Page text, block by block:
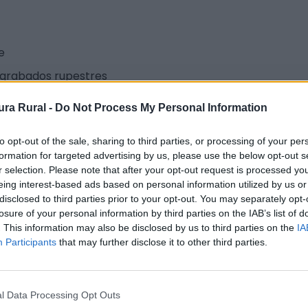
Rural - Do Not Process My Personal Information
opt-out of the sale, sharing to third parties, or processing of your
for targeted advertising by us, please use the below opt-out
selection. Please note that after your opt-out request is processed
interest-based ads based on personal information utilized by us
to third parties prior to your opt-out. You may separately
of your personal information by third parties on the IAB’s list of
This information may also be disclosed by us to third parties on the
Participants that may further disclose it to other third parties.
Data Processing Opt Outs
rupestres
12 kilómetros de Valencia de Alcántara junto a
antes de cruzar la aduana. El trayecto hasta las
en pintura rojiza y grueso trazo y datadas